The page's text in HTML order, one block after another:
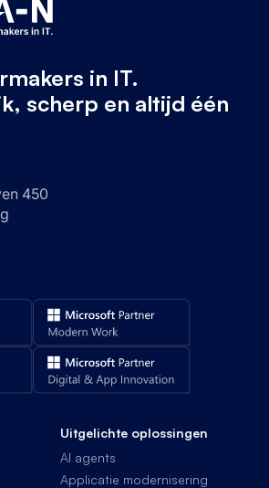
in IT.
scherp en altijd één
450
Uitgelichte oplossingen
AI agents
Applicatie modernisering